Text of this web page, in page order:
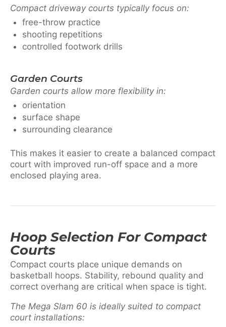
Compact driveway courts typically focus on:
free-throw practice
shooting repetitions
controlled footwork drills
Garden Courts
Garden courts allow more flexibility in:
orientation
surface shape
surrounding clearance
This makes it easier to create a balanced compact
court with improved run-off space and a more
enclosed playing area.
Hoop Selection For Compact
Courts
Compact courts place unique demands on
basketball hoops. Stability, rebound quality and
correct overhang are critical when space is tight.
The Mega Slam 60 is ideally suited to compact
court installations: